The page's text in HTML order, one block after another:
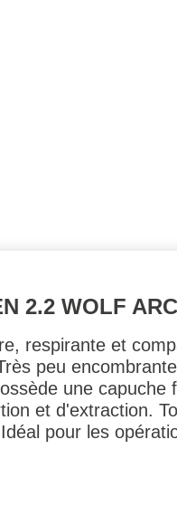
2.2 WOLF
respirante et
peu
une
et d'extraction.
pour les